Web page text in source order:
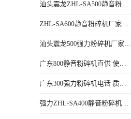
汕头震龙ZHL-SA500静音粉碎机多少钱一台
ZHL-SA600静音粉碎机厂家电话 质量可靠
汕头震龙500强力粉碎机厂家批发 噪音低
广东800静音粉碎机直供 使用寿命长
广东300强力粉碎机电话 质量可靠
强力ZHL-SA400静音粉碎机多少钱一台 密封防尘